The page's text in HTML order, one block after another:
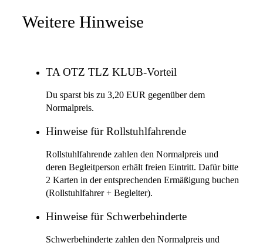
Weitere Hinweise
TA OTZ TLZ KLUB-Vorteil
Du sparst bis zu 3,20 EUR gegenüber dem
Normalpreis.
Hinweise für Rollstuhlfahrende
Rollstuhlfahrende zahlen den Normalpreis und
deren Begleitperson erhält freien Eintritt. Dafür bitte
2 Karten in der entsprechenden Ermäßigung buchen
(Rollstuhlfahrer + Begleiter).
Hinweise für Schwerbehinderte
Schwerbehinderte zahlen den Normalpreis und